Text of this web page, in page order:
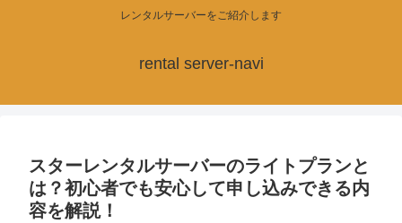
レンタルサーバーをご紹介します
rental server-navi
スターレンタルサーバーのライトプランと
は？初心者でも安心して申し込みできる内
容を解説！